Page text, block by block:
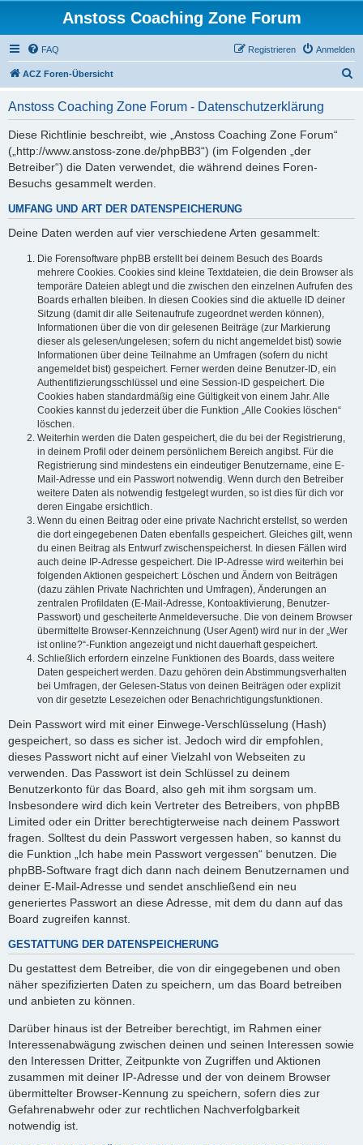
Anstoss Coaching Zone Forum
FAQ Anmelden
Registrieren
ACZ Foren-Übersicht
Anstoss Coaching Zone Forum - Datenschutzerklärung
Diese Richtlinie beschreibt, wie „Anstoss Coaching Zone Forum“
(„http://www.anstoss-zone.de/phpBB3“) (im Folgenden „der
Betreiber“) die Daten verwendet, die während deines Foren-
Besuchs gesammelt werden.
UMFANG UND ART DER DATENSPEICHERUNG
Deine Daten werden auf vier verschiedene Arten gesammelt:
Die Forensoftware phpBB erstellt bei deinem Besuch des Boards
mehrere Cookies. Cookies sind kleine Textdateien, die dein Browser als
temporäre Dateien ablegt und die zwischen den einzelnen Aufrufen des
Boards erhalten bleiben. In diesen Cookies sind die aktuelle ID deiner
Sitzung (damit dir alle Seitenaufrufe zugeordnet werden können),
Informationen über die von dir gelesenen Beiträge (zur Markierung
dieser als gelesen/ungelesen; sofern du nicht angemeldet bist) sowie
Informationen über deine Teilnahme an Umfragen (sofern du nicht
angemeldet bist) gespeichert. Ferner werden deine Benutzer-ID, ein
Authentifizierungsschlüssel und eine Session-ID gespeichert. Die
Cookies haben standardmäßig eine Gültigkeit von einem Jahr. Alle
Cookies kannst du jederzeit über die Funktion „Alle Cookies löschen“
löschen.
Weiterhin werden die Daten gespeichert, die du bei der Registrierung,
in deinem Profil oder deinem persönlichem Bereich angibst. Für die
Registrierung sind mindestens ein eindeutiger Benutzername, eine E-
Mail-Adresse und ein Passwort notwendig. Wenn durch den Betreiber
weitere Daten als notwendig festgelegt wurden, so ist dies für dich vor
deren Eingabe ersichtlich.
Wenn du einen Beitrag oder eine private Nachricht erstellst, so werden
die dort eingegebenen Daten ebenfalls gespeichert. Gleiches gilt, wenn
du einen Beitrag als Entwurf zwischenspeicherst. In diesen Fällen wird
auch deine IP-Adresse gespeichert. Die IP-Adresse wird weiterhin bei
folgenden Aktionen gespeichert: Löschen und Ändern von Beiträgen
(dazu zählen Private Nachrichten und Umfragen), Änderungen an
zentralen Profildaten (E-Mail-Adresse, Kontoaktivierung, Benutzer-
Passwort) und gescheiterte Anmeldeversuche. Die von deinem Browser
übermittelte Browser-Kennzeichnung (User Agent) wird nur in der „Wer
ist online?“-Funktion angezeigt und nicht dauerhaft gespeichert.
Schließlich erfordern einzelne Funktionen des Boards, dass weitere
Daten gespeichert werden. Dazu gehören dein Abstimmungsverhalten
bei Umfragen, der Gelesen-Status von deinen Beiträgen oder explizit
von dir gesetzte Lesezeichen oder Benachrichtigungsfunktionen.
Dein Passwort wird mit einer Einwege-Verschlüsselung (Hash)
gespeichert, so dass es sicher ist. Jedoch wird dir empfohlen,
dieses Passwort nicht auf einer Vielzahl von Webseiten zu
verwenden. Das Passwort ist dein Schlüssel zu deinem
Benutzerkonto für das Board, also geh mit ihm sorgsam um.
Insbesondere wird dich kein Vertreter des Betreibers, von phpBB
Limited oder ein Dritter berechtigterweise nach deinem Passwort
fragen. Solltest du dein Passwort vergessen haben, so kannst du
die Funktion „Ich habe mein Passwort vergessen“ benutzen. Die
phpBB-Software fragt dich dann nach deinem Benutzernamen und
deiner E-Mail-Adresse und sendet anschließend ein neu
generiertes Passwort an diese Adresse, mit dem du dann auf das
Board zugreifen kannst.
GESTATTUNG DER DATENSPEICHERUNG
Du gestattest dem Betreiber, die von dir eingegebenen und oben
näher spezifizierten Daten zu speichern, um das Board betreiben
und anbieten zu können.
Darüber hinaus ist der Betreiber berechtigt, im Rahmen einer
Interessenabwägung zwischen deinen und seinen Interessen sowie
den Interessen Dritter, Zeitpunkte von Zugriffen und Aktionen
zusammen mit deiner IP-Adresse und der von deinem Browser
übermittelter Browser-Kennung zu speichern, sofern dies zur
Gefahrenabwehr oder zur rechtlichen Nachverfolgbarkeit
notwendig ist.